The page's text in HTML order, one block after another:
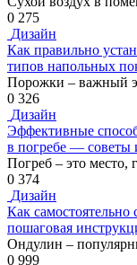
0 275
Дизайн
Как правильно
типов напольных
Порожки – важный
0 326
Дизайн
Эффективные
в погребе — советы
Погреб – это место,
0 374
Дизайн
Как
пошаговая
Ондулин –
0 999